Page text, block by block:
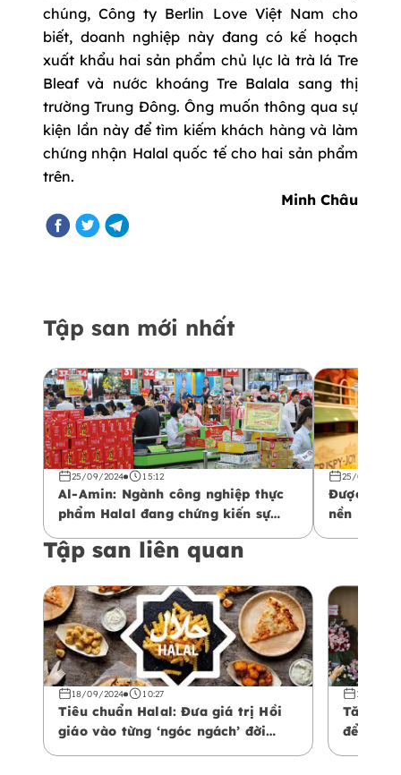
chúng, Công ty Berlin Love Việt Nam cho
biết, doanh nghiệp này đang có kế hoạch
xuất khẩu hai sản phẩm chủ lực là trà lá Tre
Bleaf và nước khoáng Tre Balala sang thị
trường Trung Đông. Ông muốn thông qua sự
kiện lần này để tìm kiếm khách hàng và làm
chứng nhận Halal quốc tế cho hai sản phẩm
trên.
Minh Châu
Tập san mới nhất
25/09/2024 15:12
Al-Amin: Ngành công nghiệp thực
phẩm Halal đang chứng kiến sự
cầu
25/09/2024
Được hỗ
nền kinh
Tập san liên quan
18/09/2024 10:27
Tiêu chuẩn Halal: Đưa giá trị Hồi
giáo vào từng ‘ngóc ngách’ đời
11/09/
Tăng
để phát